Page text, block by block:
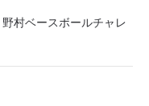
野村ベースボールチャレ